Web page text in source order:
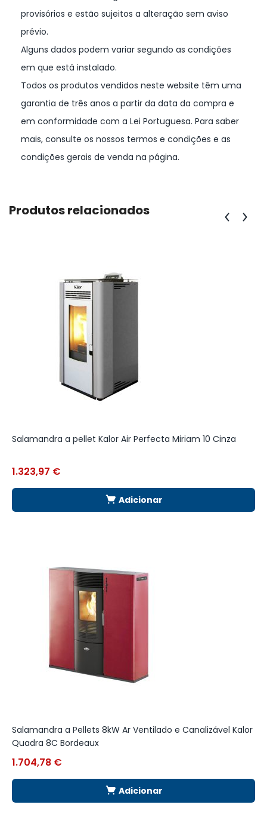
provisórios e estão sujeitos a alteração sem aviso
prévio.
Alguns dados podem variar segundo as condições
em que está instalado.
Todos os produtos vendidos neste website têm uma
garantia de três anos a partir da data da compra e
em conformidade com a Lei Portuguesa. Para saber
mais, consulte os nossos termos e condições e as
condições gerais de venda na página.
Produtos relacionados
Salamandra a pellet Kalor Air Perfecta Miriam 10 Cinza
1.323,97 €
Adicionar
Salamandra a Pellets 8kW Ar Ventilado e Canalizável Kalor
Quadra 8C Bordeaux
1.704,78 €
Adicionar